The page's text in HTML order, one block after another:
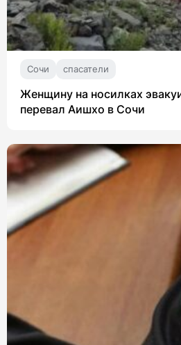
Сочи спасатели
Женщину на носилках
перевал Аишхо в Сочи